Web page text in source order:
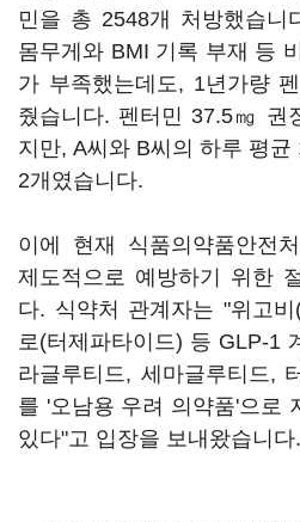
민을 총 2548개 처방했습니
몸무게와 BMI 기록 부재 등
가 부족했는데도, 1년가량
줬습니다. 펜터민 37.5㎎ 권
지만, A씨와 B씨의 하루 평
2개였습니다.
이에 현재 식품의약품안전
제도적으로 예방하기 위한
다. 식약처 관계자는 "위고
로(터제파타이드) 등 GLP-1
라글루티드, 세마글루티드,
를 '오남용 우려 의약품'으로
있다"고 입장을 보내왔습니다.